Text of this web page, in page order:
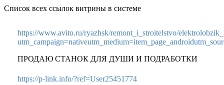
Список всех ссылок витрины в системе
https://www.avito.ru/ryazhsk/remont_i_stroitelstvo/
ПРОДАЮ СТАНОК ДЛЯ ДУШИ И ПОДРАБОТКИ
https://p-link.info/?ref=User25451774